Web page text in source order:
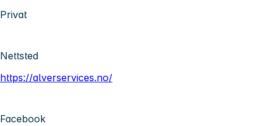
Privat
Nettsted
https://alverservices.no/
Facebook